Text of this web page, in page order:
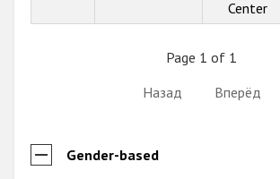
Center
Page 1 of 1
Назад
Вперёд
Gender-based